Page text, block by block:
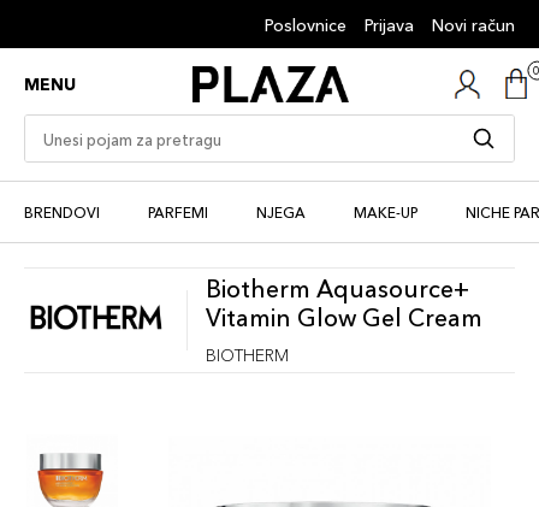
Poslovnice Prijava Novi račun
MENU
BRENDOVI PARFEMI NJEGA MAKE-UP NICHE
Biotherm Aquasource+
Vitamin Glow Gel Cream
BIOTHERM